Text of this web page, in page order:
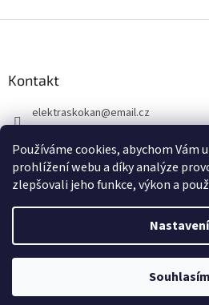
Používáme cookies, abychom Vám
prohlížení webu a díky analýze
zlepšovali jeho funkce, výkon a
Nastavení
Souhlasím
Kontakt
elektraskokan@email.cz
+420 737 802 398
Vytvořil
www.elektraskokan.cz